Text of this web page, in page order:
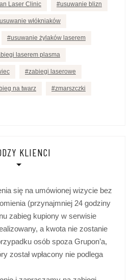
Laser Clinic usuwanie blizn
usuwanie włókniaków
usuwanie żylaków laserem
laserem plasma
zabiegi laserowe
na twarz zmarszczki
KLIENCI
się na umówionej wizycie bez
(przynajmniej 24 godziny
zabieg kupiony w serwisie
a kwota nie zostanie
osób spoza Grupon’a,
został wpłacony nie podlega